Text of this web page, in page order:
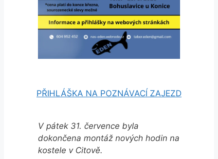
PŘIHLÁŠKA NA POZNÁVACÍ ZAJEZD
V pátek 31. července byla
dokončena montáž nových hodin na
kostele v Citově.